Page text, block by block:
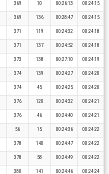
369 10 00:26:13 00:24:15
369 136 00:28:47 00:24:15
371 119 00:24:32 00:24:18
371 137 00:24:52 00:24:18
373 138 00:27:10 00:24:19
374 139 00:24:27 00:24:20
374 45 00:24:25 00:24:20
376 120 00:24:32 00:24:21
376 46 00:24:40 00:24:21
56 15 00:24:36 00:24:22
378 140 00:24:47 00:24:22
378 58 00:24:49 00:24:22
380 141 00:24:46 00:24:24